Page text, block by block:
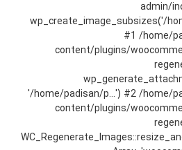
admin/
wp_create_image_subsizes('/
#1 /home/
content/plugins/
'/home/padisan/p...') #2 /home/
content/plugins/